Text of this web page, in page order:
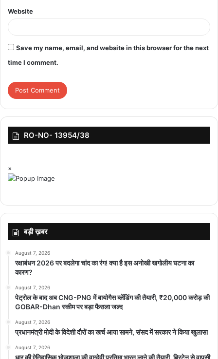
Website
Save my name, email, and website in this browser for the next
time I comment.
RO-NO- 13954/38
×
बड़ी ख़बर
August 7, 2026
रक्षाबंधन 2026 पर बदलेगा चांद का रंग! क्या है इस अनोखी खगोलीय घटना का
कारण?
August 7, 2026
पेट्रोल के बाद अब CNG-PNG में बायोगैस ब्लेंडिंग की तैयारी, ₹20,000 करोड़ की
GOBAR-Dhan स्कीम पर बड़ा फैसला जल्द
August 7, 2026
प्रधानमंत्री मोदी के विदेशी दौरों का खर्च आया सामने, संसद में सरकार ने किया खुलासा
August 7, 2026
धार की ऐतिहासिक भोजशाला की वाग्देवी प्रतिमा भारत लाने की तैयारी, ब्रिटेन से वापसी